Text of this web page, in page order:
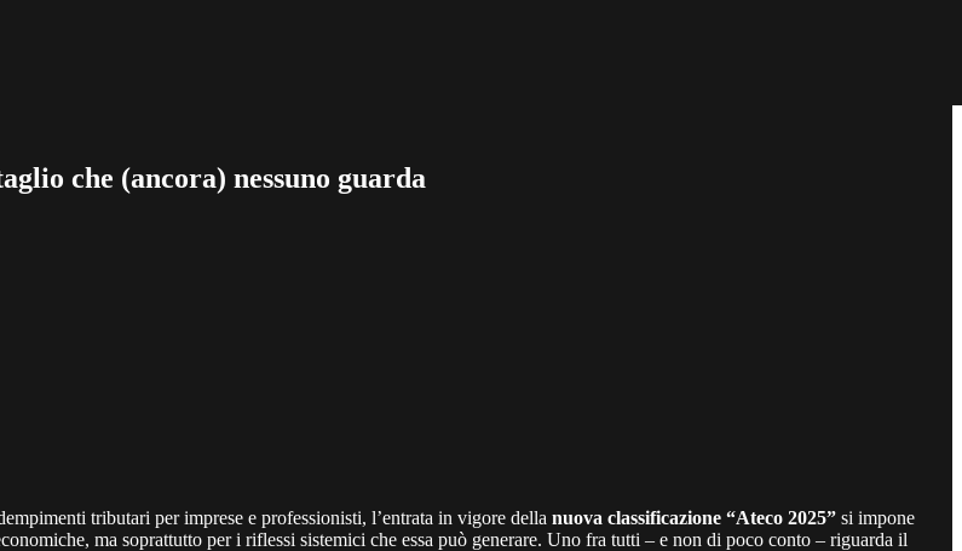
che (ancora) nessuno guarda
tributari per imprese e professionisti, l’entrata in vigore della nuova classificazione “Ateco 2025” si impone
ma soprattutto per i riflessi sistemici che essa può generare. Uno fra tutti – e non di poco conto – riguarda il